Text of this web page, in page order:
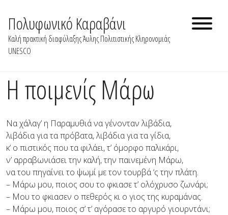
content
Πολυφωνικό Καραβάνι
Καλή πρακτική διαφύλαξης Άυλης Πολιτιστικής Κληρονομιάς
UNESCO
Η ποιμενίς Μάρω
Να χάλαγ’ η Παραμυθιά να γένονταν λιβάδια,
λιβάδια για τα πρόβατα, λιβάδια για τα γίδια,
κ’ ο πιστικός που τα φιλάει, τ’ όμορφο παλικάρι,
ν’ αρραβωνιάσει την καλή, την παινεμένη Μάρω,
να του πηγαίνει το ψωμί με τον τουρβά ‘ς την πλάτη.
– Μάρω μου, ποιος σου το φκιασε τ’ ολόχρυσο ζωνάρι;
– Μου το φκιασεν ο πεθερός κι ο γιος της κυραμάνας.
– Μάρω μου, ποιος σ’ τ’ αγόρασε το αργυρό γιουρντάνι;